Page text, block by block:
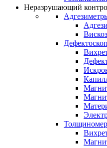
Неразрушающий